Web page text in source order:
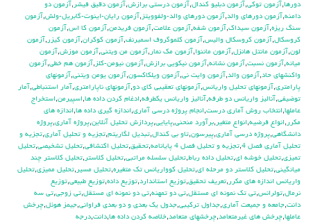
دورها,آزمون توكي,آزمون دبليو كندال,آزمون درستي برازش,آزمون دقيق فيشر ,آزمون دو
دامنه,آزمون دورهاي والد,آزمون دورهاي والد-ولفوويتز ,آزمون رايان-اينوت-گابريل-ولش,آزمون
سنگ ريزه,آزمون سيداك,آزمون شفه,آزمون علامت,آزمون فريدمن,آزمون كا اس,آزمون
كروسكال,آزمون كروسكال واليس,آزمون كلموگروف اسميرنف,آزمون كوكران,آزمون كيزر ,آزمون
لون,آزمون مانتل هانزل,آزمون ماننوا,آزمون مك نمار ,آزمون من ويتني,آزمون موزش,آزمون
ميانه,آزمون نسبت,آزمون نشانه,آزمون نيكويي برازش,آزمون نيومن-كلز ,آزمون هم خطي,آزمون
واكنشهاي حاد,آزمون والد,آزمون وايت ني,آزمون ويلكاكسون,آزمون يومن ويتني,آزمونهاي
پارامتري,آزمونهاي تحليل واريانس,آزمونهاي تعقيبي كاي دو,آزمونهاي ناپارامتري,آمار استنباطي,آمار
توضيفي,آناليز واريانس دو طرفه,آناليز واريانس يکطرفه,ادغام كردن داده ها,اسپيرمن,استخراج
عاملها,انتخاب روش آماري درست,انجام پروژه درسي آماري,اندازه گيري داده ها,اندازه هاي
مكرر ,انواع فرضيه,انواع متغير ,برآورد منحني,پايايي,پردازش تحليل آنلاين,پروژه آماري,پروژه
دانشگاهي,پروژه درسي آماري,پيرسون,تاو بي کندال,تبديل لگاريتم,تجزيه و تحليل آماري,تجزيه و
تحليل آماري فصل 4
,تجزيه و تحليل فصل 4 پايانامه ,تحقيق,تحليل اكتشافي,تحليل تشخيصي,تحليل
تميزي,تحليل خوشه اي,تحليل داده رباط,تحليل سلسله مراتبي,تحليل كلاستر ,تحليل كلاستر چند
ميانگيني,تحليل كلاستر دو مرحله اي,تحليل كوواريانس تك متغيره,تحليل مسير ,تحليل مميزي,تحليل
واريانس اندازه هاي مكرر ,تعريف تحقيق,توزيع استاندارد,توزيع داده,توزيع طبيعي,توزيع
نرمال,تولرانس,تي تک نمونه اي مستقل,تي دو تمهنه,تي دو نمونه اي مستقل,تي زوجي,تي سه
دانت,جامعه و جميعت آماري,جداول تركيبي,جدول يك بعدي و دو بعدي فراواني,جيمز هوئل,چرخش
عاملها,چرخش هاي غيرمتعامد,چرخشهاي متعامد,خلاصه كردن داده ها,دانت,درجه